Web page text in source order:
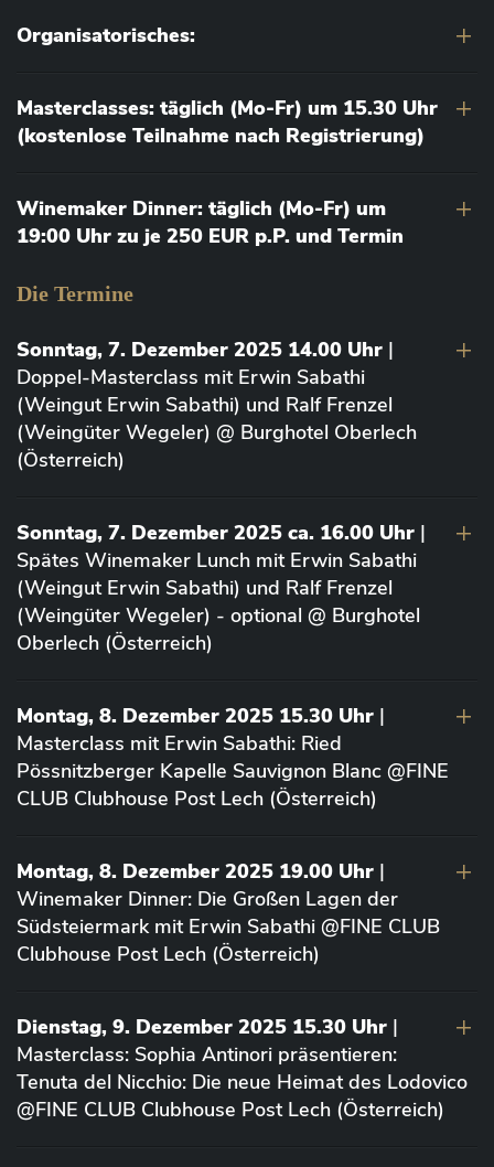
Organisatorisches:
Masterclasses: täglich (Mo-Fr) um 15.30 Uhr
(kostenlose Teilnahme nach Registrierung)
Winemaker Dinner: täglich (Mo-Fr) um
19:00 Uhr zu je 250 EUR p.P. und Termin
Die Termine
Sonntag, 7. Dezember 2025 14.00 Uhr |
Doppel-Masterclass mit Erwin Sabathi
(Weingut Erwin Sabathi) und Ralf Frenzel
(Weingüter Wegeler) @ Burghotel Oberlech
(Österreich)
Sonntag, 7. Dezember 2025 ca. 16.00 Uhr |
Spätes Winemaker Lunch mit Erwin Sabathi
(Weingut Erwin Sabathi) und Ralf Frenzel
(Weingüter Wegeler) - optional @ Burghotel
Oberlech (Österreich)
Montag, 8. Dezember 2025 15.30 Uhr |
Masterclass mit Erwin Sabathi: Ried
Pössnitzberger Kapelle Sauvignon Blanc @FINE
CLUB Clubhouse Post Lech (Österreich)
Montag, 8. Dezember 2025 19.00 Uhr |
Winemaker Dinner: Die Großen Lagen der
Südsteiermark mit Erwin Sabathi @FINE CLUB
Clubhouse Post Lech (Österreich)
Dienstag, 9. Dezember 2025 15.30 Uhr |
Masterclass: Sophia Antinori präsentieren:
Tenuta del Nicchio: Die neue Heimat des Lodovico
@FINE CLUB Clubhouse Post Lech (Österreich)